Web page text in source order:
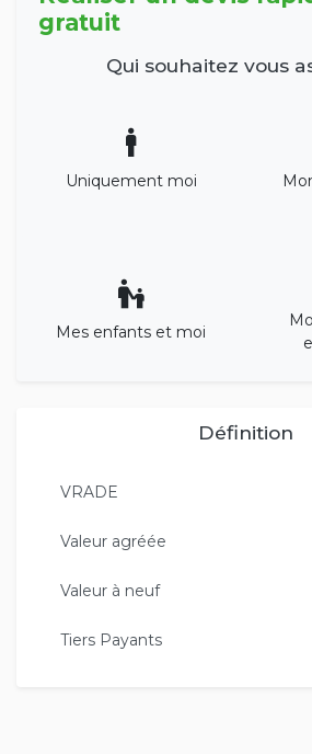
gratuit
Qui souhaitez vous
Uniquement moi
Mes enfants et moi
Définition
VRADE
Valeur agréée
Valeur à neuf
Tiers Payants